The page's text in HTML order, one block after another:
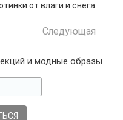
от влаги и снега.
Следующая
и модные образы